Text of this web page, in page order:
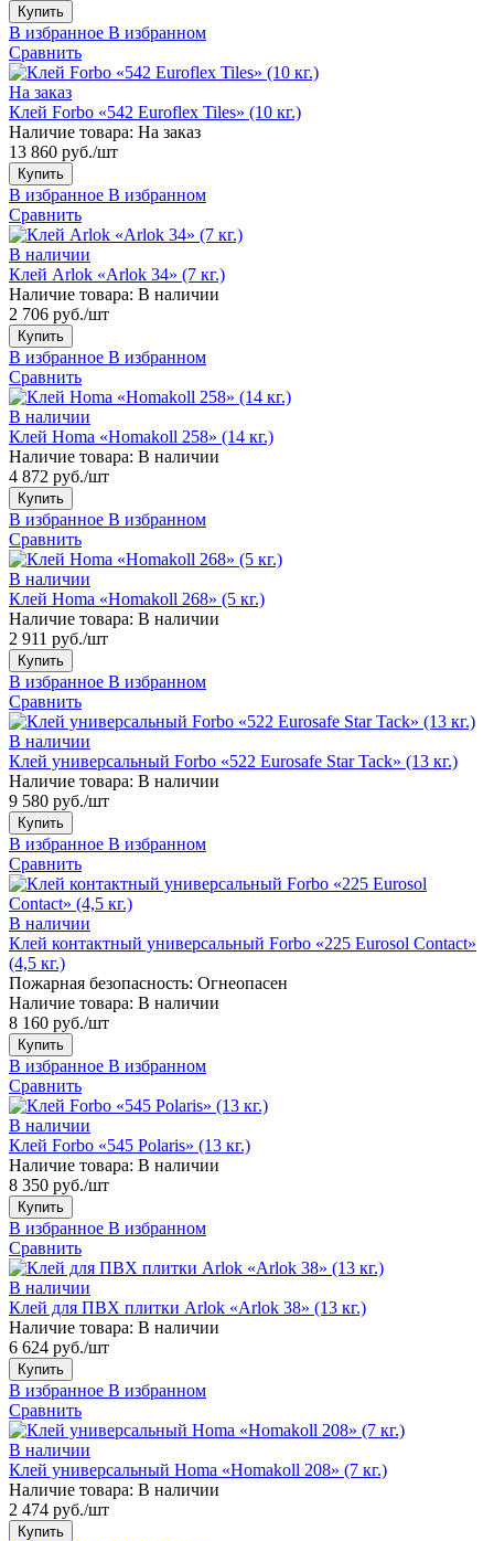
Купить
В избранное В избранном
Сравнить
На заказ
Клей Forbo «542 Euroflex Tiles» (10 кг.)
Наличие товара: На заказ
13 860 руб./шт
Купить
В избранное В избранном
Сравнить
В наличии
Клей Arlok «Arlok 34» (7 кг.)
Наличие товара: В наличии
2 706 руб./шт
Купить
В избранное В избранном
Сравнить
В наличии
Клей Homa «Homakoll 258» (14 кг.)
Наличие товара: В наличии
4 872 руб./шт
Купить
В избранное В избранном
Сравнить
В наличии
Клей Homa «Homakoll 268» (5 кг.)
Наличие товара: В наличии
2 911 руб./шт
Купить
В избранное В избранном
Сравнить
В наличии
Клей универсальный Forbo «522 Eurosafe Star Tack» (13 кг.)
Наличие товара: В наличии
9 580 руб./шт
Купить
В избранное В избранном
Сравнить
В наличии
Клей контактный универсальный Forbo «225 Eurosol Contact»
(4,5 кг.)
Пожарная безопасность: Огнеопасен
Наличие товара: В наличии
8 160 руб./шт
Купить
В избранное В избранном
Сравнить
В наличии
Клей Forbo «545 Polaris» (13 кг.)
Наличие товара: В наличии
8 350 руб./шт
Купить
В избранное В избранном
Сравнить
В наличии
Клей для ПВХ плитки Arlok «Arlok 38» (13 кг.)
Наличие товара: В наличии
6 624 руб./шт
Купить
В избранное В избранном
Сравнить
В наличии
Клей универсальный Homa «Homakoll 208» (7 кг.)
Наличие товара: В наличии
2 474 руб./шт
Купить